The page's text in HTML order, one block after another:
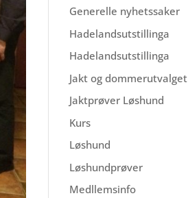
Generelle nyhetssaker
Hadelandsutstillinga
Hadelandsutstillinga
Jakt og dommerutvalget
Jaktprøver Løshund
Kurs
Løshund
Løshundprøver
Medllemsinfo